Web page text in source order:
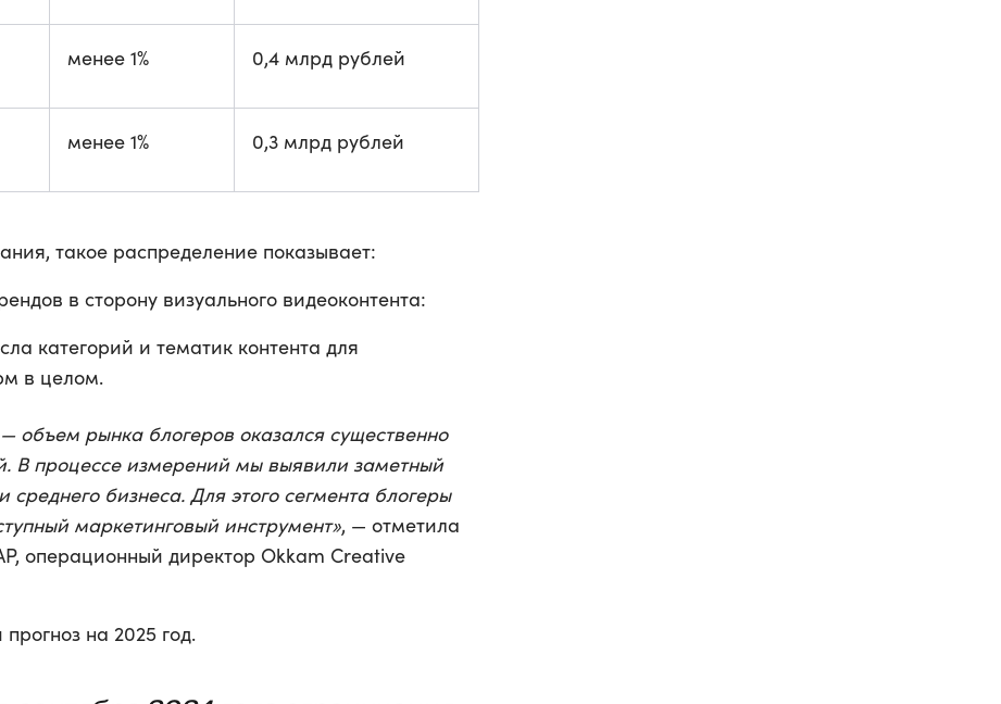
менее 1% 0,4 млрд рублей
менее 1% 0,3 млрд рублей
такое распределение показывает:
в сторону визуального видеоконтента:
категорий и тематик контента для
в целом.
объем рынка блогеров оказался существенно
В процессе измерений мы выявили заметный
бизнеса. Для этого сегмента блогеры
маркетинговый инструмент», — отметила
операционный директор Okkam Creative
на 2025 год.